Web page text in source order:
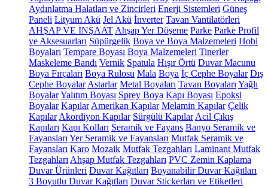
Aydınlatma Halatları ve Zincirleri Enerji Sistemleri Güneş
Paneli Lityum Akü Jel Akü İnverter Tavan Vantilatörleri
AHŞAP VE İNŞAAT Ahşap Yer Döşeme Parke Parke Profil
ve Aksesuarları Süpürgelik Boya ve Boya Malzemeleri Hobi
Boyaları Tempare Boyası Boya Malzemeleri Tinerler
Maskeleme Bandı Vernik Spatula Hışır Örtü Duvar Macunu
Boya Fırçaları Boya Rulosu Mala Boya İç Cephe Boyalar Dış
Cephe Boyalar Astarlar Metal Boyaları Tavan Boyaları Yağlı
BoyalarYalıtım Boyası Sprey Boya Kapı Boyası Epoksi
Boyalar Kapılar Amerikan Kapılar Melamin Kapılar Çelik
Kapılar Akordiyon Kapılar Sürgülü Kapılar Acil Çıkış
Kapıları Kapı Kolları Seramik ve Fayans Banyo Seramik ve
Fayansları Yer Seramik ve Fayansları Mutfak Seramik ve
Fayansları Karo Mozaik Mutfak Tezgahları Laminant Mutfak
Tezgahları Ahşap Mutfak Tezgahları PVC Zemin Kaplama
Duvar Ürünleri Duvar Kağıtları Boyanabilir Duvar Kağıtları
3 Boyutlu Duvar Kağıtları Duvar Stickerları ve Etiketleri